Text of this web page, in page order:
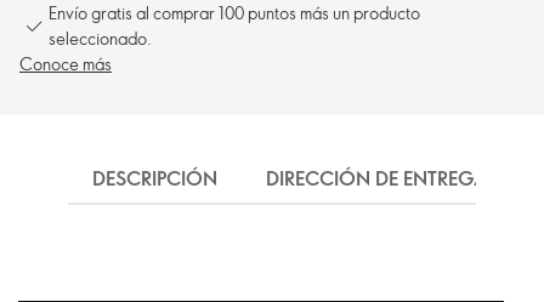
Envío gratis al comprar 100 puntos más un producto
seleccionado.
Conoce más
DESCRIPCIÓN DIRECCIÓN DE ENTREGA